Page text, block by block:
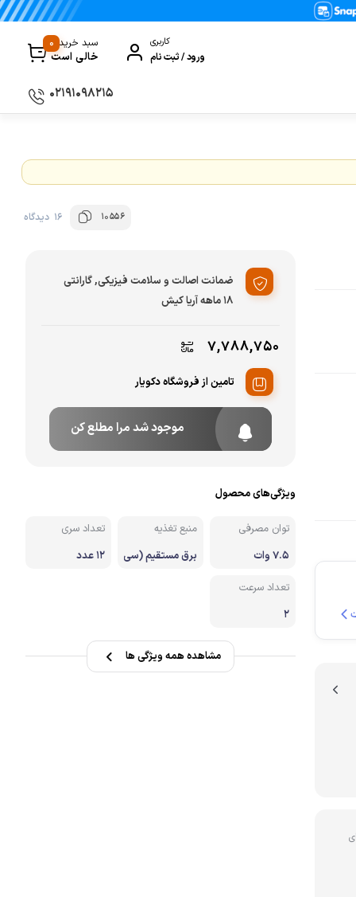
کاربری
ورود / ثبت نام
سبد خرید
خالی است
0
کلمن و فلاسک
۰۲۱۹۱۰۹۸۲۱۵
10556 16 دیدگاه
ضمانت اصالت و سلامت فیزیکی, گارانتی
۱۸ ماهه آریا کیش
۷,۷۸۸,۷۵۰
تامین از فروشگاه دکویار
موجود شد مرا مطلع کن
ویژگی‌های محصول
توان مصرفی
7.5 وات
منبع تغذیه
برق مستقیم (سی
تعداد سری
12 عدد
تعداد سرعت
2
مشاهده همه ویژگی ها